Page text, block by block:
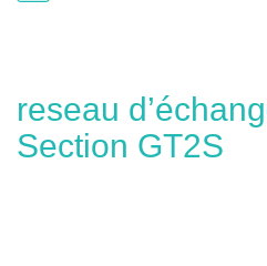
reseau
Section GT2S